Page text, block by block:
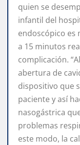
quien se
infantil del
endoscópico es
a 15 minutos
complicación.
abertura de
dispositivo que
paciente y así
nasogástrica
problemas
este modo, la